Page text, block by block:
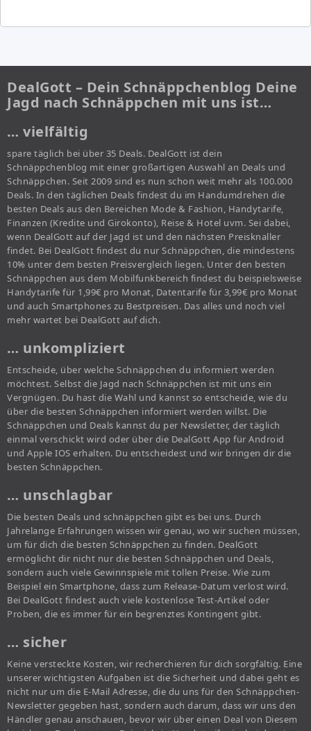
DealGott – Dein Schnäppchenblog Deine
Jagd nach Schnäppchen mit uns ist…
… vielfältig
spare täglich bei über 35 Deals. DealGott ist dein
Schnäppchenblog mit einer großartigen Auswahl an Deals und
Schnäppchen. Seit 2009 sind es nun schon weit mehr als 100.000
Deals. In den täglichen Deals findest du im Handumdrehen die
besten Deals aus den Bereichen Mode & Fashion, Handytarife,
Finanzen (Kredite und Girokonto), Reise & Hotel uvm. Sei dabei,
wenn DealGott auf der Jagd ist und den nächsten Preisknaller
findet. Bei DealGott findest du nur Schnäppchen, die mindestens
10% unter dem besten Preisvergleich liegen. Unter den besten
Schnäppchen aus dem Mobilfunkbereich findest du beispielsweise
Handytarife für 1,99€ pro Monat, Datentarife für 3,99€ pro Monat
und auch Smartphones zu Bestpreisen. Das alles und noch viel
mehr wartet bei DealGott auf dich.
… unkompliziert
Entscheide, über welche Schnäppchen du informiert werden
möchtest. Selbst die Jagd nach Schnäppchen ist mit uns ein
Vergnügen. Du hast die Wahl und kannst so entscheide, wie du
über die besten Schnäppchen informiert werden willst. Die
Schnäppchen und Deals kannst du per Newsletter, der täglich
einmal verschickt wird oder über die DealGott App für Android
und Apple IOS erhalten. Du entscheidest und wir bringen dir die
besten Schnäppchen.
… unschlagbar
Die besten Deals und schnäppchen gibt es bei uns. Durch
Jahrelange Erfahrungen wissen wir genau, wo wir suchen müssen,
um für dich die besten Schnäppchen zu finden. DealGott
ermöglicht dir nicht nur die besten Schnäppchen und Deals,
sondern auch viele Gewinnspiele mit tollen Preise. Wie zum
Beispiel ein Smartphone, dass zum Release-Datum verlost wird.
Bei DealGott findest auch viele kostenlose Test-Artikel oder
Proben, die es immer für ein begrenztes Kontingent gibt.
… sicher
Keine versteckte Kosten, wir recherchieren für dich sorgfältig. Eine
unserer wichtigsten Aufgaben ist die Sicherheit und dabei geht es
nicht nur um die E-Mail Adresse, die du uns für den Schnäppchen-
Newsletter gegeben hast, sondern auch darum, dass wir uns den
Händler genau anschauen, bevor wir über einen Deal von Diesem